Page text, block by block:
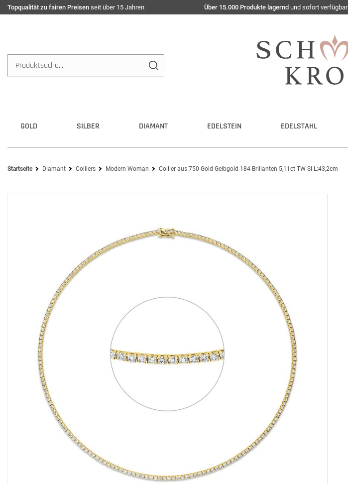
Topqualität zu fairen Preisen seit über 15 Jahren Über 15.000 Produkte lagernd und sofort verfügbar
GOLD SILBER DIAMANT EDELSTEIN EDELSTAHL
Startseite Diamant Colliers Modern Woman Collier aus 750 Gold Gelbgold 184 Brillanten 5,11ct TW-SI L:43,2cm